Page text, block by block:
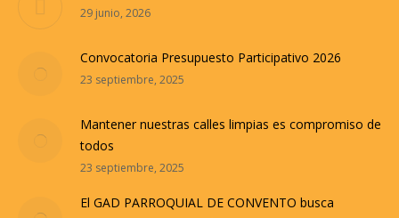
29 junio, 2026
Convocatoria Presupuesto Participativo 2026
23 septiembre, 2025
Mantener nuestras calles limpias es compromiso de
todos
23 septiembre, 2025
El GAD PARROQUIAL DE CONVENTO busca